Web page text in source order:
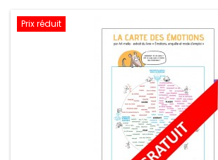
Prix réduit